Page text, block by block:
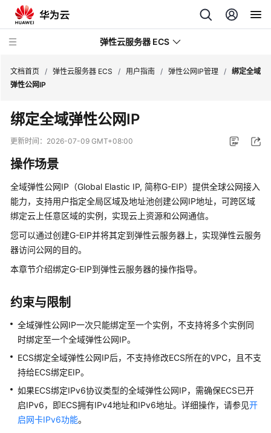
弹性云服务器 ECS
新
动
务
公
告
产
介
费
说
明
速
入
门
文档首页 / 弹性云服务器 ECS / 用户指南 / 弹性公网IP管理 / 绑定全域
弹性公网IP
绑定全域弹性公网IP
更新时间： 2026-07-09 GMT+08:00
操作场景
全域弹性公网IP （Global Elastic IP, 简称G-EIP）提供全球公网接入
能力，支持用户指定全局区域及地址池创建公网IP地址，可跨区域
绑定云上任意区域的实例，实现云上资源和公网通信。
您可以通过创建G-EIP并将其定到弹性云服务器 上，实现弹性云服务
器访问公网的目的。
本章节介绍绑定G-EIP到弹性云服务器的操作指导。
约束与限制
全域弹性公网IP一次只能绑定至一个实例，不支持将多个实例同
时绑定至一个全域弹性公网IP。
ECS绑定全域弹性公网IP后，不支持修改ECS所在的VPC，且不支
持给ECS绑定EIP。
如果ECS绑定IPv6协议类型的全域弹性公网IP，需确保ECS已开
启IPv6，即ECS拥有IPv4地址和IPv6地址。详细操作，请参见开
启网卡IPv6功能。